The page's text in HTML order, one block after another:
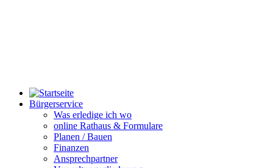
Bürgerservice
Was erledige ich wo
online Rathaus & Formulare
Planen / Bauen
Finanzen
Ansprechpartner